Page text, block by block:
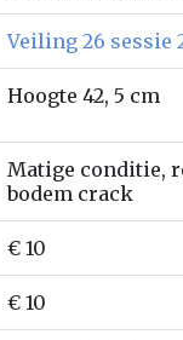
Veiling 26 sessie
Hoogte 42, 5 cm
Matige conditie,
bodem crack
€ 10
€ 10